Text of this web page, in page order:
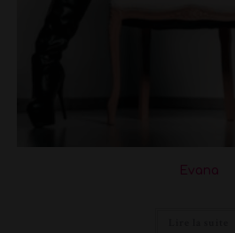
Evana